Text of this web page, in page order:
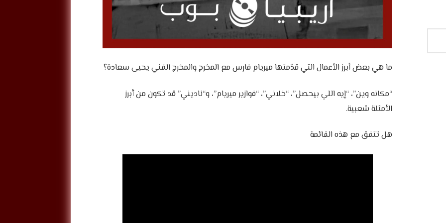
ما هي بعض أبرز الأعمال التي قدّمتها ميريام فارس مع المخرج والمخرج الفني يحيى سعادة؟
“مكانه وين”، “إيه اللي بيحصل”، “خلاني”، “فوازير ميريام”، و“ناديني” قد تكون من أبرز
الأمثلة شعبية.
هل تتفق مع هذه القائمة